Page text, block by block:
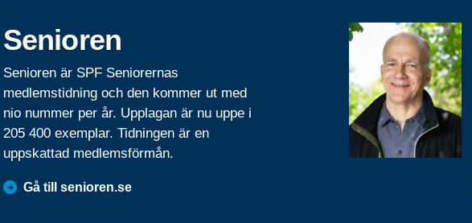
Senioren
Senioren är SPF Seniorernas
medlemstidning och den kommer ut med
nio nummer per år. Upplagan är nu uppe i
205 400 exemplar. Tidningen är en
uppskattad medlemsförmån.
Gå till senioren.se